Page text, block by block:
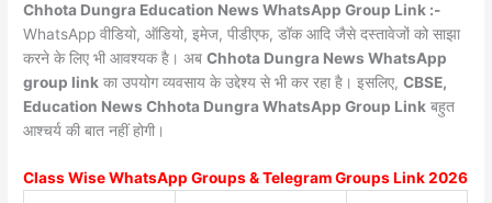
Chhota Dungra Education News WhatsApp Group Link :-
WhatsApp वीडियो, ऑडियो, इमेज, पीडीएफ, डॉक आदि जैसे दस्तावेजों को साझा
करने के लिए भी आवश्यक है। अबChhota Dungra NewsWhatsApp
group link का उपयोग व्यवसाय के उद्देश्य से भी कर रहा है। इसलिए,CBSE,
Education News Chhota Dungra WhatsApp Group Link बहुत
आश्चर्य की बात नहीं होगी।
Class Wise WhatsApp Groups & Telegram Groups Link 2026